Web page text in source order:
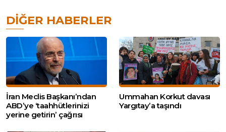
DIĞER HABERLER
İran Meclis Başkanı’ndan
ABD’ye ‘taahhütlerinizi
yerine getirin’ çağrısı
Ummahan Korkut davası
Yargıtay’a taşındı